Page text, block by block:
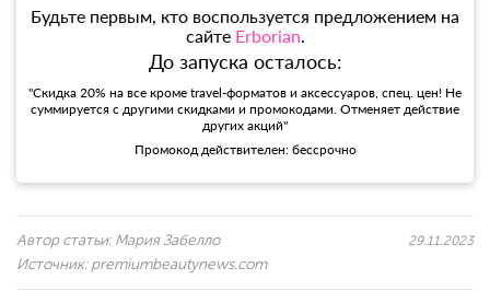
Будьте первым, кто воспользуется предложением на
сайте Erborian.
До запуска осталось:
"Скидка 20% на все кроме travel-форматов и аксессуаров, спец. цен! Не
суммируется с другими скидками и промокодами. Отменяет действие
других акций"
Промокод действителен: бессрочно
Автор статьи: Мария Забелло
Источник: premiumbeautynews.com
29.11.2023